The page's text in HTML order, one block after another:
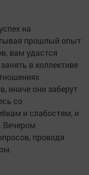
на
прошлый опыт
вам удастся
в коллективе
иначе они заберут
со
и слабостям, и
Вечером
проводя